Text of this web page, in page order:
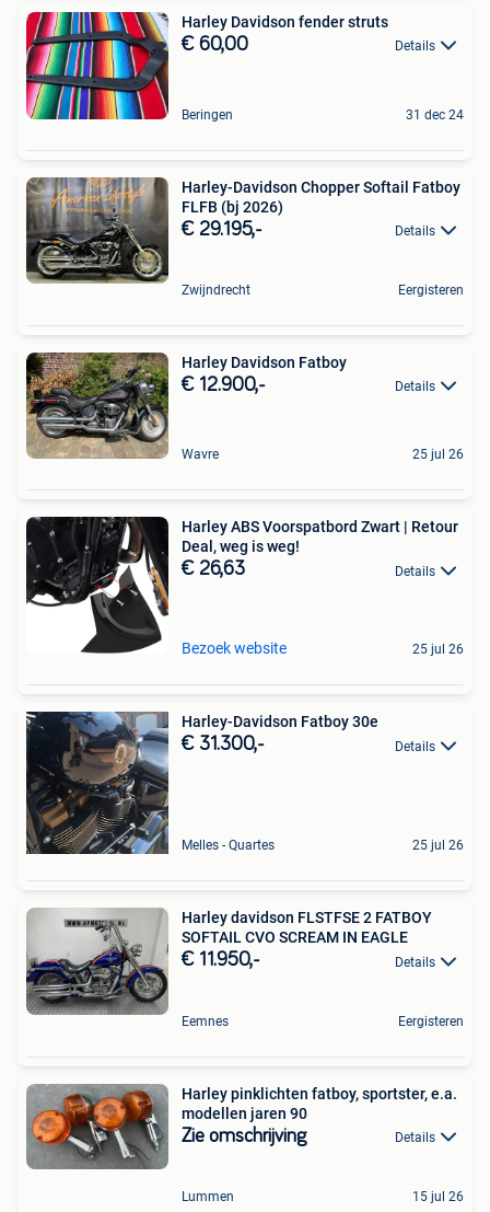
Harley Davidson fender struts
€ 60,00 Details
Beringen 31 dec 24
Harley-Davidson Chopper Softail Fatboy
FLFB (bj 2026)
€ 29.195,- Details
Zwijndrecht Eergisteren
Harley Davidson Fatboy
€ 12.900,- Details
Wavre 25 jul 26
Harley ABS Voorspatbord Zwart | Retour
Deal, weg is weg!
€ 26,63 Details
Bezoek website 25 jul 26
Harley-Davidson Fatboy 30e
€ 31.300,- Details
Melles - Quartes 25 jul 26
Harley davidson FLSTFSE 2 FATBOY
SOFTAIL CVO SCREAM IN EAGLE
€ 11.950,- Details
Eemnes Eergisteren
Harley pinklichten fatboy, sportster, e.a.
modellen jaren 90
Zie omschrijving Details
Lummen 15 jul 26